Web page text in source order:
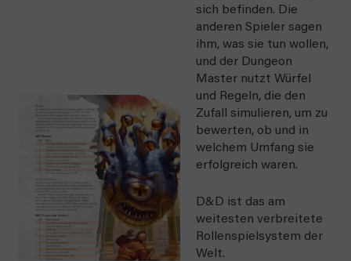
sich befinden. Die
anderen Spieler sagen
ihm, was sie tun wollen,
und der Dungeon
Master nutzt Würfel
und Regeln, die den
Zufall simulieren, um zu
bewerten, ob und in
welchem Umfang sie
erfolgreich waren.
D&D ist das am
weitesten verbreitete
Rollenspielsystem der
Welt.